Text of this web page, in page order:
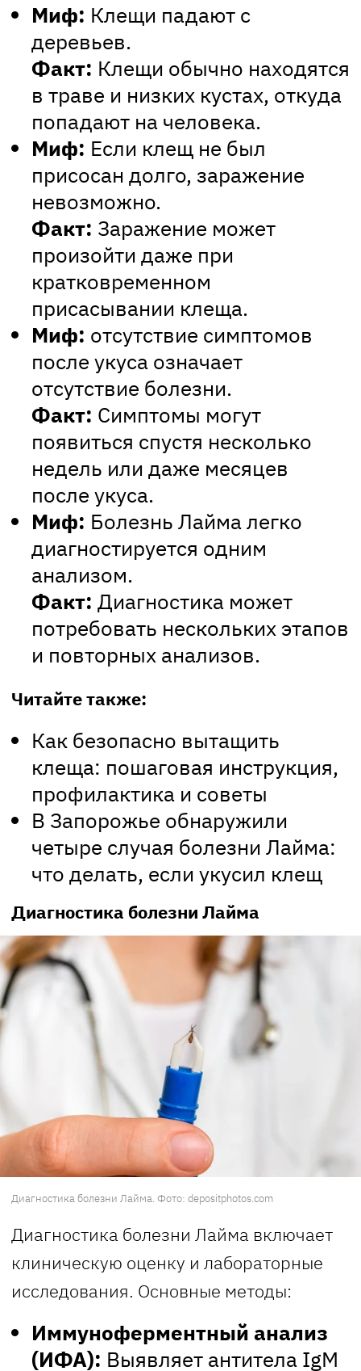
Миф: Клещи падают с
деревьев.
Факт: Клещи обычно находятся
в траве и низких кустах, откуда
попадают на человека.
Миф: Если клещ не был
присосан долго, заражение
невозможно.
Факт: Заражение может
произойти даже при
кратковременном
присасывании клеща.
Миф: отсутствие симптомов
после укуса означает
отсутствие болезни.
Факт: Симптомы могут
появиться спустя несколько
недель или даже месяцев
после укуса.
Миф: Болезнь Лайма легко
диагностируется одним
анализом.
Факт: Диагностика может
потребовать нескольких этапов
и повторных анализов.
Читайте также:
Как безопасно вытащить
клеща: пошаговая инструкция,
профилактика и советы
В Запорожье обнаружили
четыре случая болезни Лайма:
что делать, если укусил клещ
Диагностика болезни Лайма
Диагностика болезни Лайма. Фото: depositphotos.com
Диагностика болезни Лайма включает
клиническую оценку и лабораторные
исследования. Основные методы:
Иммуноферментный анализ
(ИФА): Выявляет антитела IgM